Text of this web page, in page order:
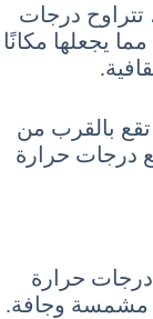
تتراوح درجات
درجة مئوية، مما يجعلها مكانًا
تقع بالقرب من
درجات حرارة
حرارة
مشمسة وجافة.